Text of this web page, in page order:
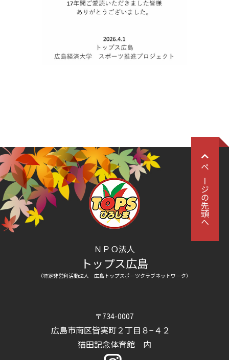
ページの先頭へ
ＮＰＯ法人
トップス広島
（特定非営利活動法人 広島トップスポーツクラブネットワーク）
〒734-0007
広島市南区皆実町２丁目８−４２
猫田記念体育館 内